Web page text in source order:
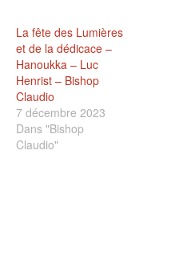
La fête des Lumières
et de la dédicace –
Hanoukka – Luc
Henrist – Bishop
Claudio
7 décembre 2023
Dans "Bishop
Claudio"